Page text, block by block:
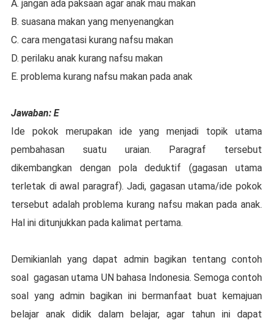
A. jangan ada paksaan agar anak mau makan
B. suasana makan yang menyenangkan
C. cara mengatasi kurang nafsu makan
D. perilaku anak kurang nafsu makan
E. problema kurang nafsu makan pada anak
Jawaban: E
Ide pokok merupakan ide yang menjadi topik utama
pembahasan suatu uraian. Paragraf tersebut
dikembangkan dengan pola deduktif (gagasan utama
terletak di awal paragraf). Jadi, gagasan utama/ide pokok
tersebut adalah problema kurang nafsu makan pada anak.
Hal ini ditunjukkan pada kalimat pertama.
Demikianlah yang dapat admin bagikan tentang contoh
soal gagasan utama UN bahasa Indonesia. Semoga contoh
soal yang admin bagikan ini bermanfaat buat kemajuan
belajar anak didik dalam belajar, agar tahun ini dapat